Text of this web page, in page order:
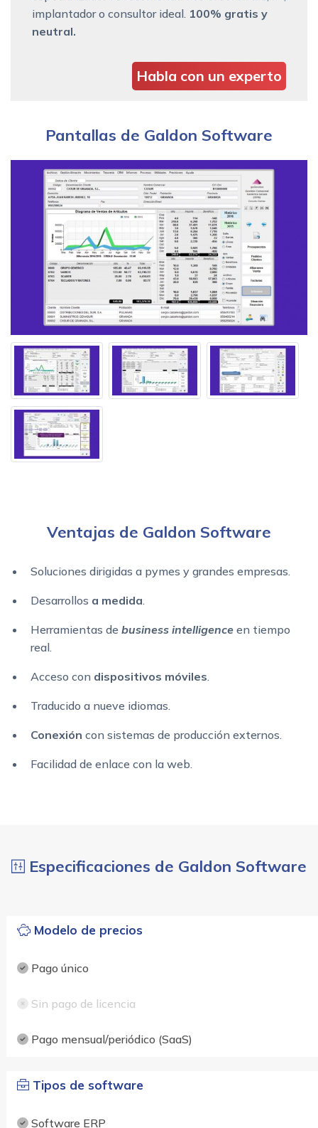
implantador o consultor ideal. 100% gratis y
neutral.
Habla con un experto
Pantallas de Galdon Software
Ventajas de Galdon Software
Soluciones dirigidas a pymes y grandes empresas.
Desarrollos a medida
Herramientas de business intelligence en tiempo
real.
Acceso con dispositivos móviles
Traducido a nueve idiomas.
Conexión con sistemas de producción externos.
Facilidad de enlace con la web.
Especificaciones de Galdon Software
Modelo de precios
Pago único
Sin pago de licencia
Pago mensual/periódico (SaaS)
Tipos de software
Software ERP